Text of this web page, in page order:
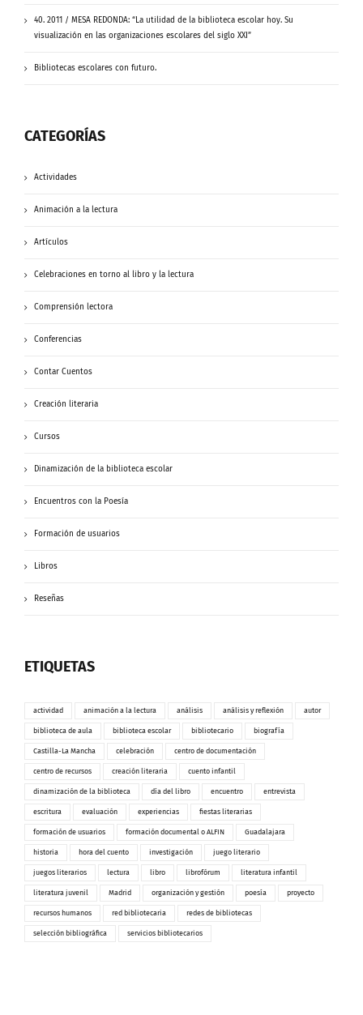
40. 2011 / MESA REDONDA: “La utilidad de la biblioteca escolar hoy. Su
visualización en las organizaciones escolares del siglo XXI”
Bibliotecas escolares con futuro.
CATEGORÍAS
Actividades
Animación a la lectura
Artículos
Celebraciones en torno al libro y la lectura
Comprensión lectora
Conferencias
Contar Cuentos
Creación literaria
Cursos
Dinamización de la biblioteca escolar
Encuentros con la Poesía
Formación de usuarios
Libros
Reseñas
ETIQUETAS
actividad animación a la lectura análisis análisis y reflexión autor
biblioteca de aula biblioteca escolar bibliotecario biografía
Castilla-La Mancha celebración centro de documentación
centro de recursos creación literaria cuento infantil
dinamización de la biblioteca día del libro encuentro entrevista
escritura evaluación experiencias fiestas literarias
formación de usuarios formación documental o ALFIN Guadalajara
historia hora del cuento investigación juego literario
juegos literarios lectura libro librofórum literatura infantil
literatura juvenil Madrid organización y gestión poesía proyecto
recursos humanos red bibliotecaria redes de bibliotecas
selección bibliográfica servicios bibliotecarios